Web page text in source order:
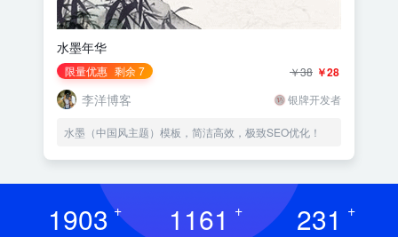
水墨年华
限量优惠 剩余 7 ￥28
￥38
李洋博客 银牌开发者
水墨（中国风主题）模板，简洁高效，极致SEO优化！
1903 + 1161 + 231 +